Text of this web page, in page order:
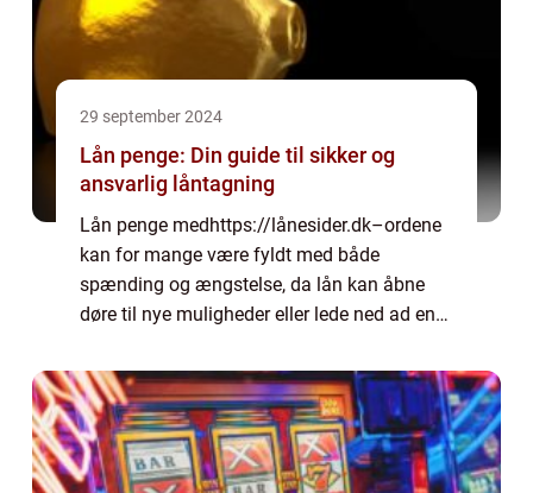
29 september 2024
Lån penge: Din guide til sikker og
ansvarlig låntagning
Lån penge medhttps://lånesider.dk–ordene
kan for mange være fyldt med både
spænding og ængstelse, da lån kan åbne
døre til nye muligheder eller lede ned ad en